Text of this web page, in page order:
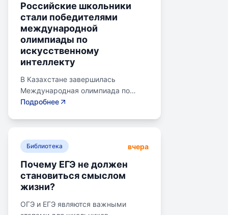
Российские школьники
стали победителями
международной
олимпиады по
искусственному
интеллекту
В Казахстане завершилась
Международная олимпиада по
искусственному интеллекту.
бронзовую медаль. Олимпиада
стран, заняв второе место по числу
участников. Награды получили
Артем Горохов, Михаил Вершинин,
Елисей Кирпиченко и другие.
Подробнее
Библиотека вчера
Почему ЕГЭ не должен
становиться смыслом
жизни?
ОГЭ и ЕГЭ являются важными